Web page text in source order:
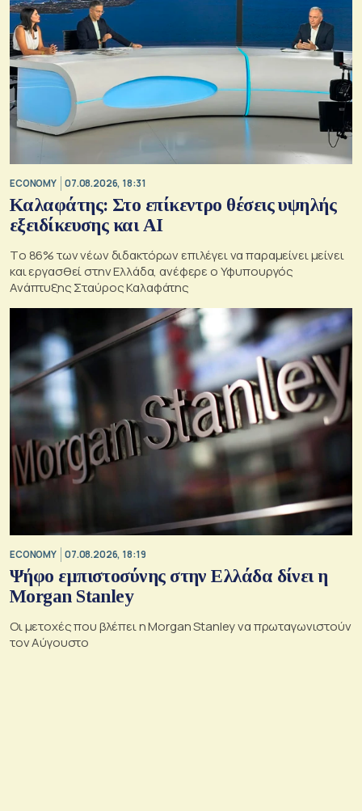
ECONOMY 07.08.2026, 18:31
Καλαφάτης: Στο επίκεντρο θέσεις υψηλής
εξειδίκευσης και AI
Tο 86% των νέων διδακτόρων επιλέγει να παραμείνει μείνει
και εργασθεί στην Ελλάδα, ανέφερε ο Υφυπουργός
Ανάπτυξης Σταύρος Καλαφάτης
ECONOMY 07.08.2026, 18:19
Ψήφο εμπιστοσύνης στην Ελλάδα δίνει η
Morgan Stanley
Οι μετοχές που βλέπει η Morgan Stanley να πρωταγωνιστούν
τον Αύγουστο